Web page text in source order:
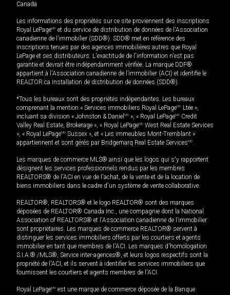
Canada
Les informations des propriétés sur ce site proviennent des inscriptions
Royal LePageMD et du service de distribution de données de l'Association
canadienne de l’immobilier (SDD®). SDD® met en référence des
inscriptions tenues par des agences immobilières autres que Royal
LePage et ses distributeurs. L'exactitude de l'information n'est pas
garantie et devrait être indépendamment vérifiée. La marque DDF®
appartient à l'Association canadienne de l’immobilier (ACI) et identifie le
REALTOR.ca Installation de distribution de données (SDD®).
*Tous les bureaux sont des propriétés indépendantes. Les bureaux
comprenant la mention « Services immobiliers Royal LePageMD Ltée »,
incluant sa division « Johnston & Daniel MD », « Royal LePageMD Credit
Valley Real Estate, Brokerage », « Royal LePageMD West Real Estate Services
», « Royal LePageMD Sussex », et « Les immeubles Mont-Tremblant »
appartiennent et sont gérés par Bridgemarq Real Estate ServicesMD.
Les marques de commerce MLS® ainsi que les logos qui s'y rapportent
désignent les services professionnels rendus par les membres
REALTORS® de l'ACI en vue de l'achat, de la vente et de la location de
biens immobiliers dans le cadre d'un système de vente collaborative.
REALTOR®, REALTORS® et le logo REALTOR® sont des marques
déposées de REALTOR® Canada Inc., une compagnie dont la National
Association of REALTORS® et l'Association canadienne de l’immobilier
sont propriétaires. Les marques de commerce REALTOR® servent à
distinguer les services immobiliers offerts par les courtiers et agents
immobilier en tant que membres de l'ACI. Les marques d'homologation
S.I.A.® /MLS®, Service inter-agences®, et leurs logos respectifs sont la
propriété de l'ACI, et ils servent à identifier les services immobiliers que
fournissent les courtiers et agents membres de l'ACI.
Royal LePageMD est une marque de commerce déposée de la Banque